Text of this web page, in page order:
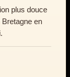
plus douce
en